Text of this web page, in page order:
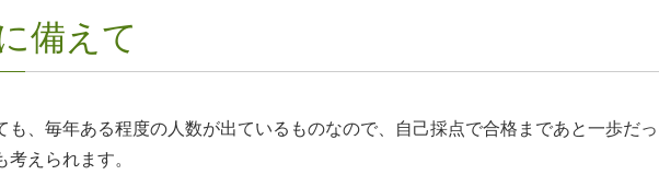
備えて
も、毎年ある程度の人数が出ているものなので、自己採点で合格まであと一歩だっ
えられます。